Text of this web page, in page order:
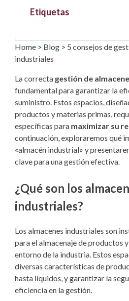
Etiquetas
Home > Blog > 5 consejos de
industriales
La correcta gestión de
fundamental para garantizar la
suministro. Estos espacios,
productos y materias primas,
específicas para maximizar su
continuación, exploraremos qué
«almacén industrial» y
clave para una gestión efectiva.
¿Qué son los
industriales?
Los almacenes industriales son
para el almacenaje de productos
entorno de la industria. Estos
diversas características de
hasta líquidos, y garantizar la
eficiencia en la gestión.